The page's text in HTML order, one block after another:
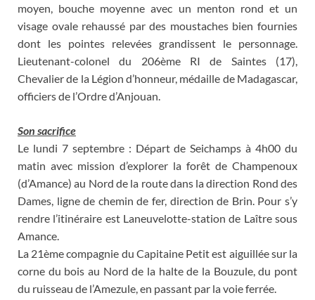
moyen, bouche moyenne avec un menton rond et un
visage ovale rehaussé par des moustaches bien fournies
dont les pointes relevées grandissent le personnage.
Lieutenant-colonel du 206ème RI de Saintes (17),
Chevalier de la Légion d’honneur, médaille de Madagascar,
officiers de l’Ordre d’Anjouan.
Son sacrifice
Le lundi 7 septembre : Départ de Seichamps à 4h00 du
matin avec mission d’explorer la forêt de Champenoux
(d’Amance) au Nord de la route dans la direction Rond des
Dames, ligne de chemin de fer, direction de Brin. Pour s’y
rendre l’itinéraire est Laneuvelotte-station de Laître sous
Amance.
La 21ème compagnie du Capitaine Petit est aiguillée sur la
corne du bois au Nord de la halte de la Bouzule, du pont
du ruisseau de l’Amezule, en passant par la voie ferrée.